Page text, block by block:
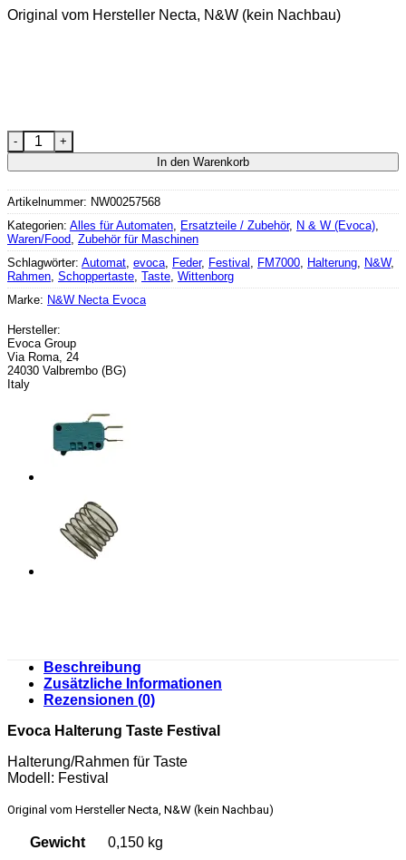
Original vom Hersteller Necta, N&W (kein Nachbau)
Evoca Halterung Taste Festival Menge
In den Warenkorb
Artikelnummer: NW00257568
Kategorien: Alles für Automaten Ersatzteile / Zubehör, N & W (Evoca)
Waren/Food Zubehör für Maschinen
Schlagwörter: Automat evoca Feder, Festival FM7000 Halterung N&W,
Rahmen Schoppertaste Taste Wittenborg
Marke: N&W Necta Evoca
Hersteller:
Evoca Group
Via Roma, 24
24030 Valbrembo (BG)
Italy
Beschreibung
Zusätzliche Informationen
Rezensionen (0)
Evoca Halterung Taste Festival
Halterung/Rahmen für Taste
Modell: Festival
Original vom Hersteller Necta, N&W (kein Nachbau)
Gewicht 0,150 kg